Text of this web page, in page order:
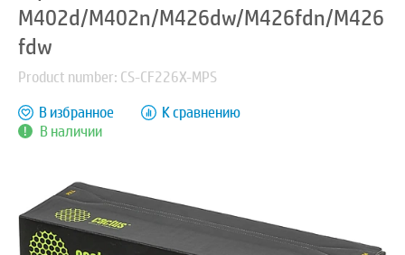
M402d/M402n/M426dw/M426fdn/M426
fdw
Product number: CS-CF226X-MPS
В наличии
В избранное К сравнению